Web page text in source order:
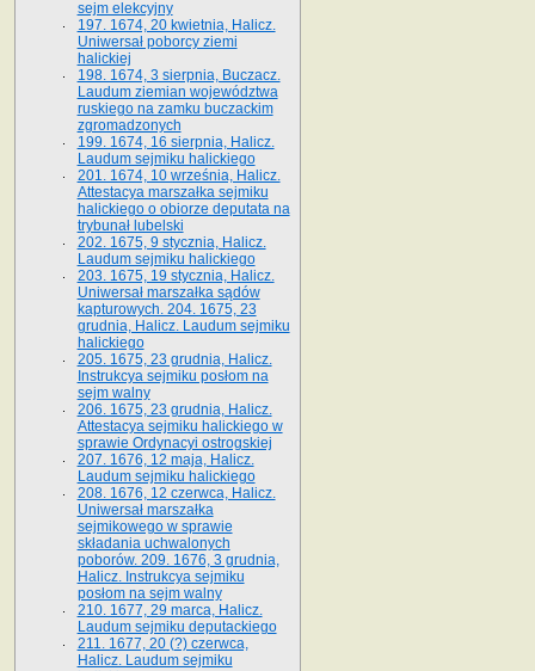
sejm elekcyjny
197. 1674, 20 kwietnia, Halicz.
Uniwersał poborcy ziemi
halickiej
198. 1674, 3 sierpnia, Buczacz.
Laudum ziemian województwa
ruskiego na zamku buczackim
zgromadzonych
199. 1674, 16 sierpnia, Halicz.
Laudum sejmiku halickiego
201. 1674, 10 września, Halicz.
Attestacya marszałka sejmiku
halickiego o obiorze deputata na
trybunał lubelski
202. 1675, 9 stycznia, Halicz.
Laudum sejmiku halickiego
203. 1675, 19 stycznia, Halicz.
Uniwersał marszałka sądów
kapturowych. 204. 1675, 23
grudnia, Halicz. Laudum sejmiku
halickiego
205. 1675, 23 grudnia, Halicz.
Instrukcya sejmiku posłom na
sejm walny
206. 1675, 23 grudnia, Halicz.
Attestacya sejmiku halickiego w
sprawie Ordynacyi ostrogskiej
207. 1676, 12 maja, Halicz.
Laudum sejmiku halickiego
208. 1676, 12 czerwca, Halicz.
Uniwersał marszałka
sejmikowego w sprawie
składania uchwalonych
poborów. 209. 1676, 3 grudnia,
Halicz. Instrukcya sejmiku
posłom na sejm walny
210. 1677, 29 marca, Halicz.
Laudum sejmiku deputackiego
211. 1677, 20 (?) czerwca,
Halicz. Laudum sejmiku